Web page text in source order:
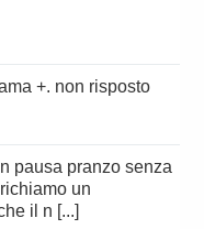
+. non risposto
un
il n [...]